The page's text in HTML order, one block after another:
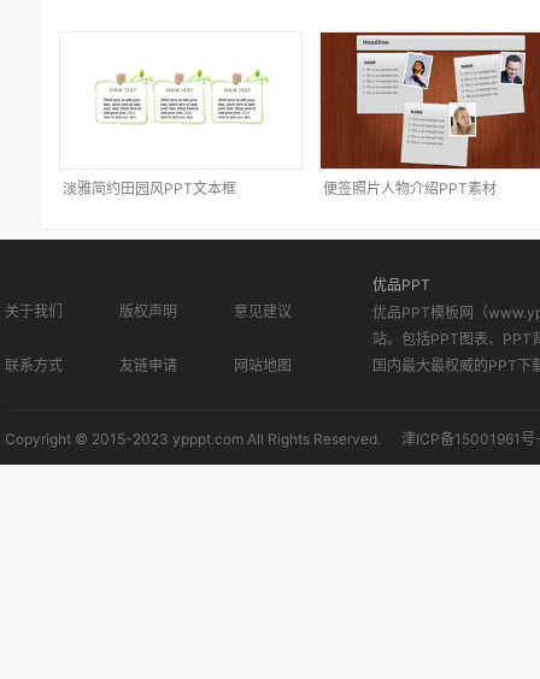
淡雅简约田园风PPT文本框 便签照片人物介绍PPT素材
关于我们 版权声明 意见建议
联系方式 友链申请 网站地图
优品PPT
优品PPT模板网（
站。包括PPT图表、PPT
国内最大最权威的PPT下
Copyright © 2015-2023 ypppt.com All Rights Reserved. 津ICP备15001961号